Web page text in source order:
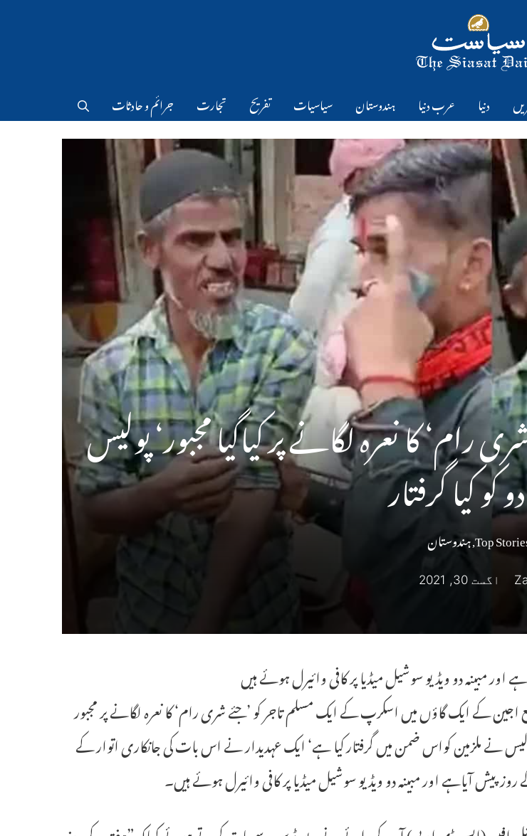
دنیا عرب دنیا ہندوستان سیاسیات تفریح تجارت جرائم و حادثات
کا نعرہ لگانے پر کیاگیا مجبور‘ پولیس
کیا گرفتار
Top
,ہندوستان
اگست 30, 2021
اور مبینہ دو ویڈیو سوشیل میڈیا پر کافی وائیرل ہوئے ہیں
کے ایک گاؤں میں اسکرپ کے ایک مسلم تاجر کو ’جئے شری رام‘ کا نعرہ لگانے پر مجبور
نے ملزمین کواس ضمن میں گرفتار کیا ہے‘ ایک عہدیدار نے اس بات کی جانکاری اتوار کے
پیش آیاہے اور مبینہ دو ویڈیو سوشیل میڈیا پر کافی وائیرل ہوئے ہیں۔